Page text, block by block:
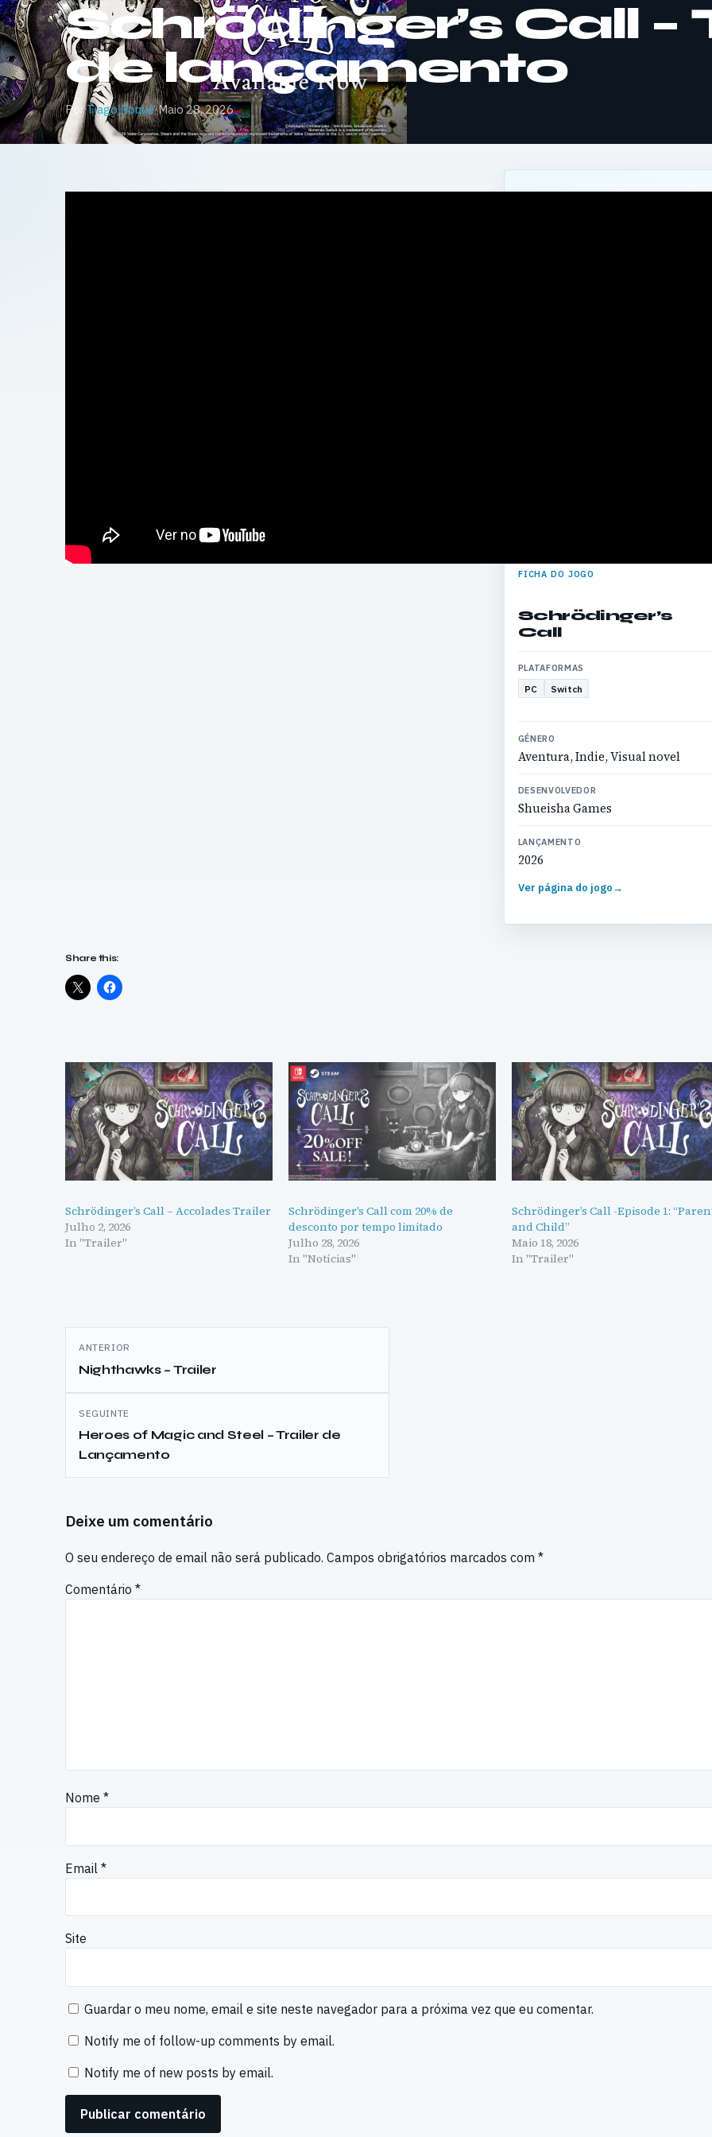
Schrödinger’s Call –
de lançamento
PorTiago Roque·Maio 28, 2026
FICHA DO JOGO
Schrödinger’s
Call
PLATAFORMAS
PC Switch
GÉNERO
Aventura, Indie, Visual novel
DESENVOLVEDOR
Shueisha Games
LANÇAMENTO
2026
Ver página do jogo→
Share this:
Schrödinger’s Call – Accolades Trailer
Julho 2, 2026
In "Trailer"
Schrödinger’s Call com 20% de
desconto por tempo limitado
Julho 28, 2026
In "Notícias"
Schrödinger’s Call -Episode 1:
and Child”
Maio 18, 2026
In "Trailer"
Navegação
de
artigos
ANTERIOR
Nighthawks – Trailer
SEGUINTE
Heroes of Magic and Steel – Trailer de
Lançamento
Deixe um comentário
O seu endereço de email não será publicado. Campos obrigatórios marcados com *
Comentário *
Nome *
Email *
Site
Guardar o meu nome, email e site neste navegador para a próxima vez que eu comentar.
Notify me of follow-up comments by email.
Notify me of new posts by email.